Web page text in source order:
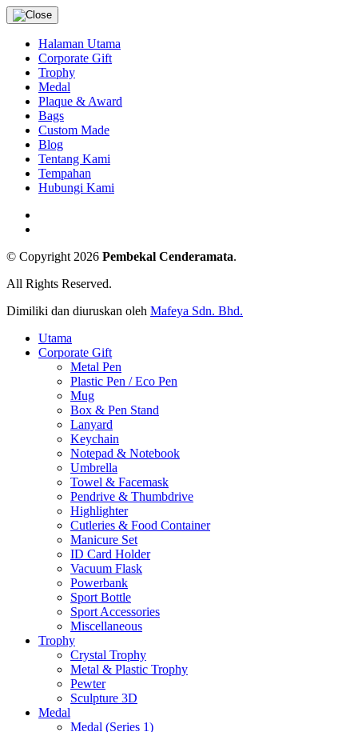
Halaman Utama
Corporate Gift
Trophy
Medal
Plaque & Award
Bags
Custom Made
Blog
Tentang Kami
Tempahan
Hubungi Kami
© Copyright 2026 Pembekal Cenderamata.
All Rights Reserved.
Dimiliki dan diuruskan oleh Mafeya Sdn. Bhd.
Utama
Corporate Gift
Metal Pen
Plastic Pen / Eco Pen
Mug
Box & Pen Stand
Lanyard
Keychain
Notepad & Notebook
Umbrella
Towel & Facemask
Pendrive & Thumbdrive
Highlighter
Cutleries & Food Container
Manicure Set
ID Card Holder
Vacuum Flask
Powerbank
Sport Bottle
Sport Accessories
Miscellaneous
Trophy
Crystal Trophy
Metal & Plastic Trophy
Pewter
Sculpture 3D
Medal
Medal (Series 1)